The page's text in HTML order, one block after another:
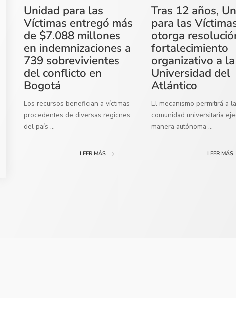
Unidad para las
Víctimas entregó más
de $7.088 millones
en indemnizaciones a
739 sobrevivientes
del conflicto en
Bogotá
Los recursos benefician a víctimas
procedentes de diversas regiones
del país ...
LEER MÁS
Tras 12 años,
para las
otorga
fortalecimiento
organizativo a la
Universidad del
Atlántico
El mecanismo permitirá a la
comunidad universitaria
manera autónoma ...
LEER MÁS